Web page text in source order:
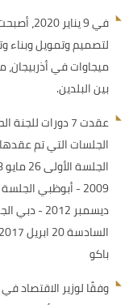
في 9
ميجاوات في أذربيجان،
بين البلدين.
عقدت 7 دورات
الجلسات التي تم
باكو